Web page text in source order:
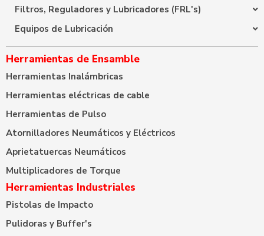
Filtros, Reguladores y Lubricadores (FRL's)
Equipos de Lubricación
Herramientas de Ensamble
Herramientas Inalámbricas
Herramientas eléctricas de cable
Herramientas de Pulso
Atornilladores Neumáticos y Eléctricos
Aprietatuercas Neumáticos
Multiplicadores de Torque
Herramientas Industriales
Pistolas de Impacto
Pulidoras y Buffer's